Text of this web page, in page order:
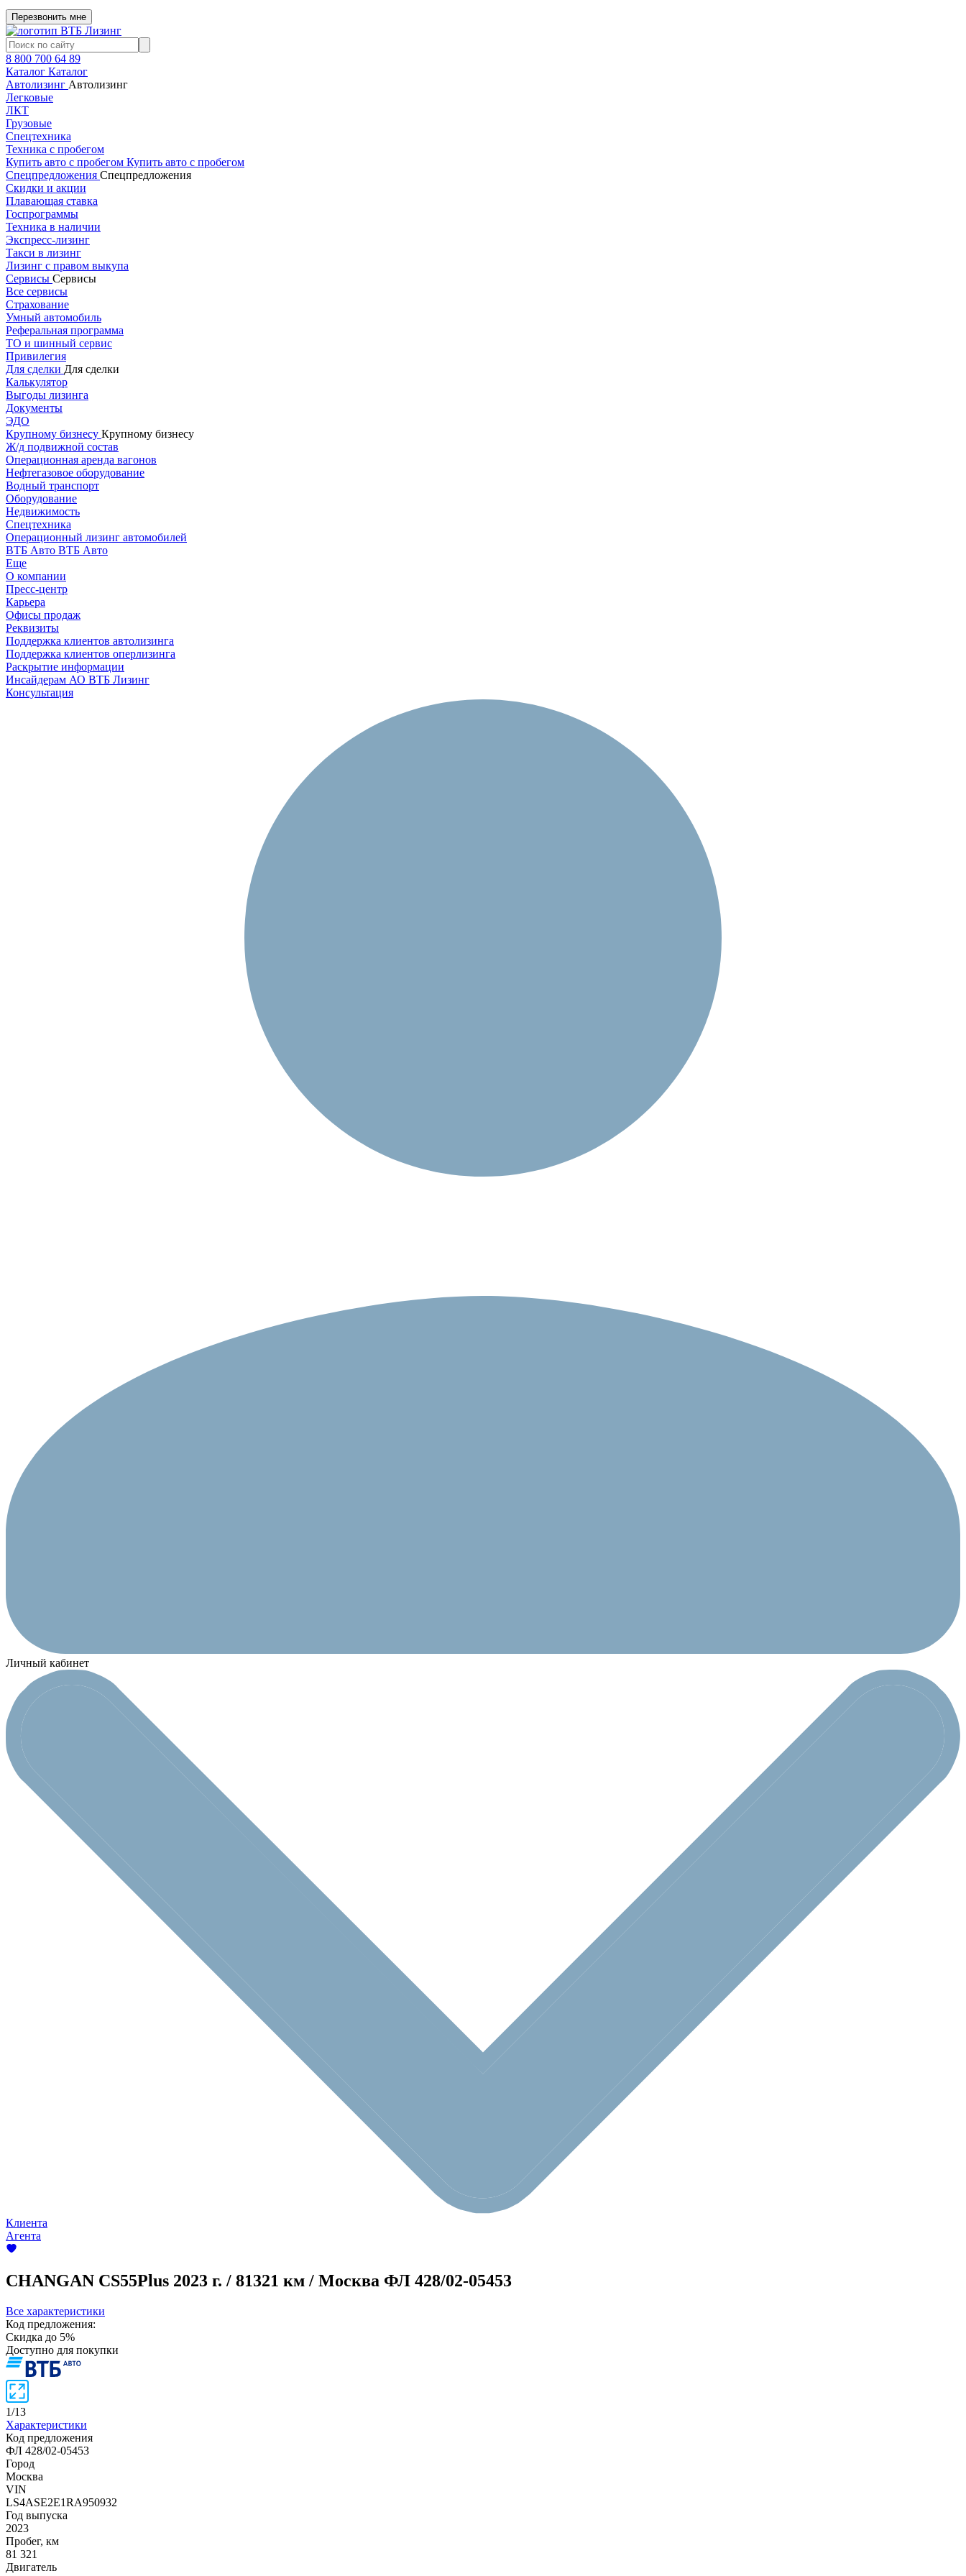
Перезвонить мне
8 800 700 64 89
Каталог Каталог
Автолизинг Автолизинг
Легковые
ЛКТ
Грузовые
Спецтехника
Техника с пробегом
Купить авто с пробегом Купить авто с пробегом
Спецпредложения Спецпредложения
Скидки и акции
Плавающая ставка
Госпрограммы
Техника в наличии
Экспресс-лизинг
Такси в лизинг
Лизинг с правом выкупа
Сервисы Сервисы
Все сервисы
Страхование
Умный автомобиль
Реферальная программа
ТО и шинный сервис
Привилегия
Для сделки Для сделки
Калькулятор
Выгоды лизинга
Документы
ЭДО
Крупному бизнесу Крупному бизнесу
Ж/д подвижной состав
Операционная аренда вагонов
Нефтегазовое оборудование
Водный транспорт
Оборудование
Недвижимость
Спецтехника
Операционный лизинг автомобилей
ВТБ Авто ВТБ Авто
Еще
О компании
Пресс-центр
Карьера
Офисы продаж
Реквизиты
Поддержка клиентов автолизинга
Поддержка клиентов оперлизинга
Раскрытие информации
Инсайдерам АО ВТБ Лизинг
Консультация
Личный кабинет
Клиента
Агента
CHANGAN CS55Plus 2023 г. / 81321 км / Москва ФЛ 428/02-05453
Все характеристики
Код предложения:
Скидка до 5%
Доступно для покупки
1/13
Характеристики
Код предложения
ФЛ 428/02-05453
Город
Москва
VIN
LS4ASE2E1RA950932
Год выпуска
2023
Пробег, км
81 321
Двигатель